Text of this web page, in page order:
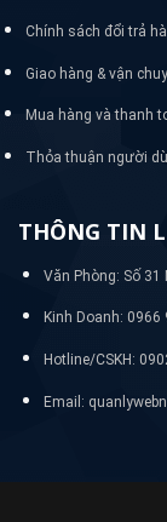
Chính sách đổi trả
Giao hàng & vận
Mua hàng và thanh
Thỏa thuận người
THÔNG TIN
Văn Phòng: Số
Kinh Doanh: 0966
Hotline/CSKH:
Email: